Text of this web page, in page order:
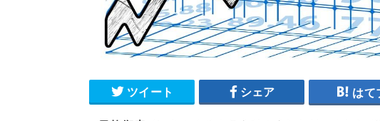
ツイート シェア はて